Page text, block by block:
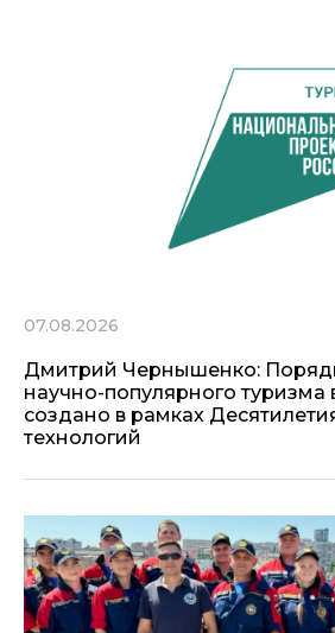
07.08.2026
Дмитрий Чернышенко:
научно-популярного туризма
создано в рамках
технологий